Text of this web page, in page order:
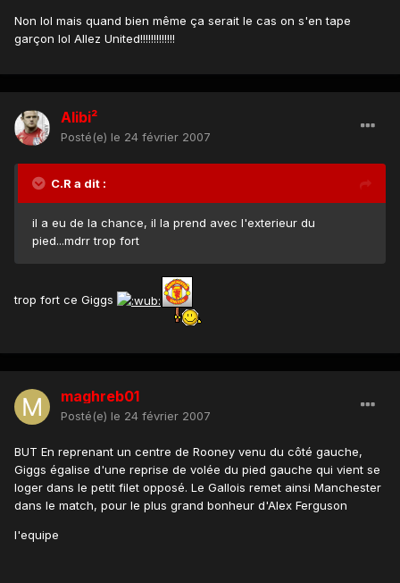
Non lol mais quand bien même ça serait le cas on s'en tape
garçon lol Allez United!!!!!!!!!!!!!
Alibi²
Posté(e) le 24 février 2007
C.R a dit :
il a eu de la chance, il la prend avec l'exterieur du
pied...mdrr trop fort
trop fort ce Giggs
maghreb01
Posté(e) le 24 février 2007
BUT En reprenant un centre de Rooney venu du côté gauche,
Giggs égalise d'une reprise de volée du pied gauche qui vient se
loger dans le petit filet opposé. Le Gallois remet ainsi Manchester
dans le match, pour le plus grand bonheur d'Alex Ferguson
l'equipe